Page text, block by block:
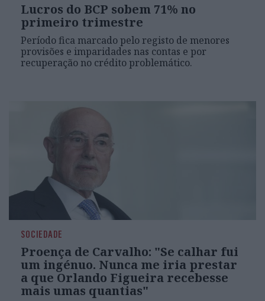
Lucros do BCP sobem 71% no
primeiro trimestre
Período fica marcado pelo registo de menores
provisões e imparidades nas contas e por
recuperação no crédito problemático.
SOCIEDADE
Proença de Carvalho: "Se calhar fui
um ingénuo. Nunca me iria prestar
a que Orlando Figueira recebesse
mais umas quantias"